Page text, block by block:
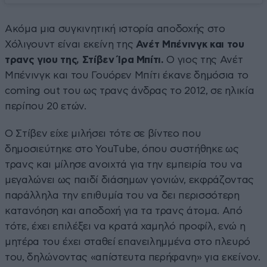
Ακόμα μια συγκινητική ιστορία αποδοχής στο
Χόλιγουντ είναι εκείνη της Ανέτ Μπένινγκ και του
τρανς γιου της, Στίβεν Ίρα Μπίτι. Ο γιος της Ανέτ
Μπένινγκ και του Γουόρεν Μπίτι έκανε δημόσια το
coming out του ως τρανς άνδρας το 2012, σε ηλικία
περίπου 20 ετών.
Ο Στίβεν είχε μιλήσει τότε σε βίντεο που
δημοσιεύτηκε στο YouTube, όπου συστήθηκε ως
τρανς και μίλησε ανοιχτά για την εμπειρία του να
μεγαλώνει ως παιδί διάσημων γονιών, εκφράζοντας
παράλληλα την επιθυμία του να δει περισσότερη
κατανόηση και αποδοχή για τα τρανς άτομα. Από
τότε, έχει επιλέξει να κρατά χαμηλό προφίλ, ενώ η
μητέρα του έχει σταθεί επανειλημμένα στο πλευρό
του, δηλώνοντας «απίστευτα περήφανη» για εκείνον.